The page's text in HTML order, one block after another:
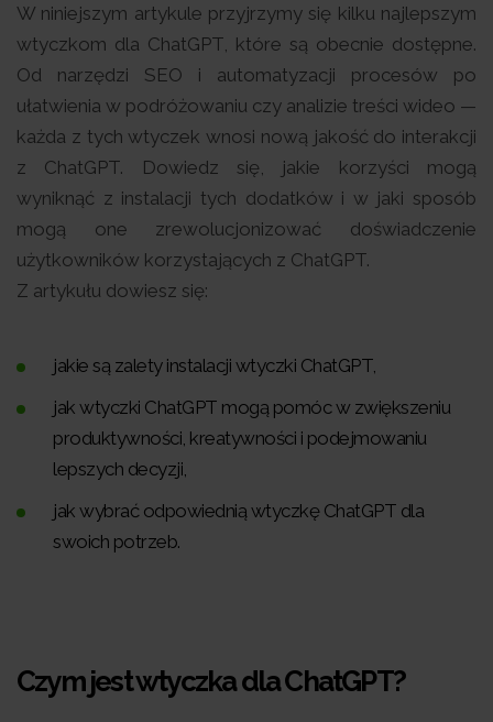
W niniejszym artykule przyjrzymy się kilku najlepszym
wtyczkom dla ChatGPT, które są obecnie dostępne.
Od narzędzi SEO i automatyzacji procesów po
ułatwienia w podróżowaniu czy analizie treści wideo —
każda z tych wtyczek wnosi nową jakość do interakcji
z ChatGPT. Dowiedz się, jakie korzyści mogą
wyniknąć z instalacji tych dodatków i w jaki sposób
mogą one zrewolucjonizować doświadczenie
użytkowników korzystających z ChatGPT.
Z artykułu dowiesz się:
jakie są zalety instalacji wtyczki ChatGPT,
jak wtyczki ChatGPT mogą pomóc w zwiększeniu
produktywności, kreatywności i podejmowaniu
lepszych decyzji,
jak wybrać odpowiednią wtyczkę ChatGPT dla
swoich potrzeb.
Czym jest wtyczka dla ChatGPT?